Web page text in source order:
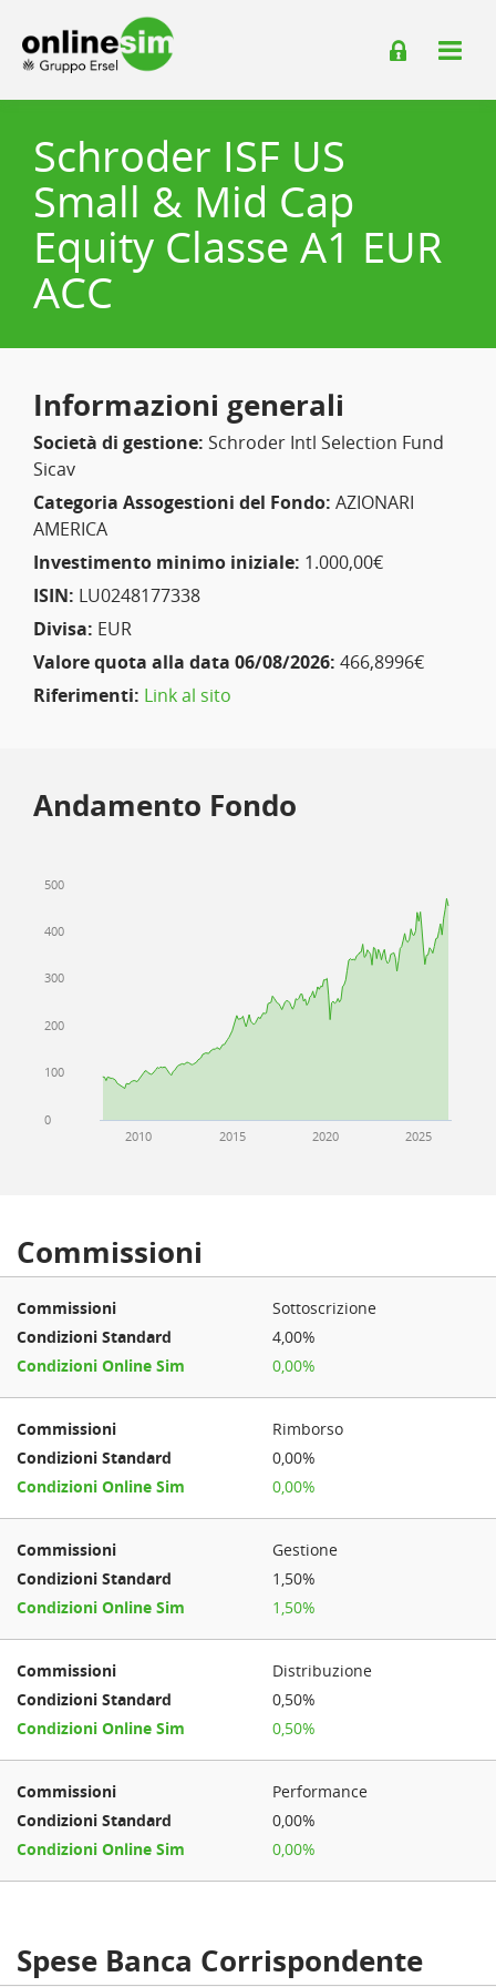
Schroder ISF US
Small & Mid Cap
Equity Classe A1 EUR
ACC
Informazioni generali
Società di gestione: Schroder Intl Selection Fund
Sicav
Categoria Assogestioni del Fondo: AZIONARI
AMERICA
Investimento minimo iniziale: 1.000,00€
ISIN: LU0248177338
Divisa: EUR
Valore quota alla data 06/08/2026: 466,8996€
Riferimenti: Link al sito
Andamento Fondo
2010 2015 2020 2025
0
100
200
300
400
500
Commissioni
Sottoscrizione
4,00%
0,00%
Rimborso
0,00%
0,00%
Gestione
1,50%
1,50%
Distribuzione
0,50%
0,50%
Performance
0,00%
0,00%
Spese Banca Corrispondente